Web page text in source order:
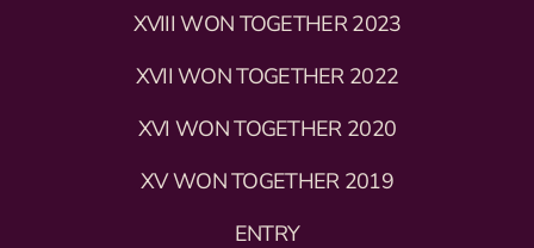
XVIII WON TOGETHER 2023
XVII WON TOGETHER 2022
XVI WON TOGETHER 2020
XV WON TOGETHER 2019
ENTRY